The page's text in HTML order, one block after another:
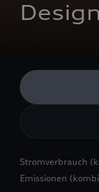
Stromverbrauch
Emissionen